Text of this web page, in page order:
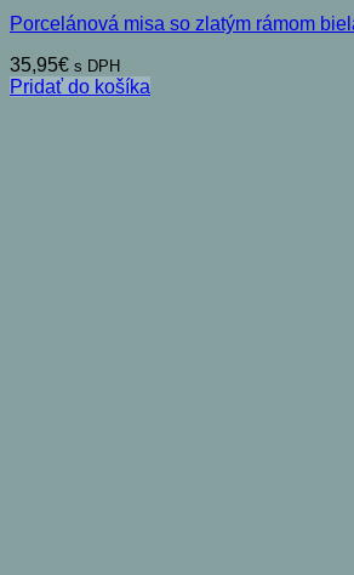
Porcelánová misa so zlatým rámom
35,95€ s DPH
Pridať do košíka